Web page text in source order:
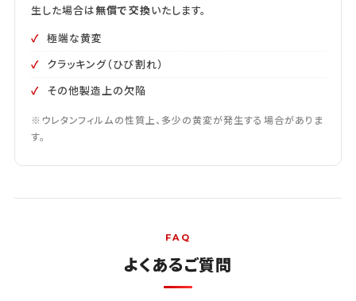
生した場合は無償で交換いたします。
極端な黄変
クラッキング（ひび割れ）
その他製造上の欠陥
※ウレタンフィルムの性質上、多少の黄変が発生する場合がありま
す。
FAQ
よくあるご質問